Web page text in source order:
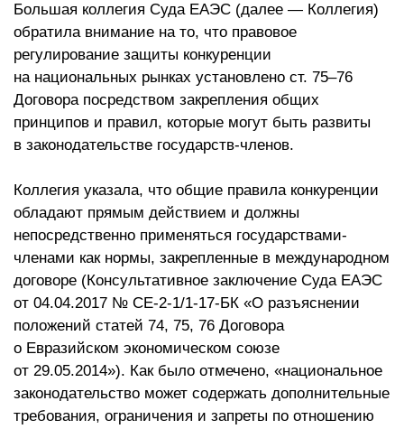
Большая коллегия Суда ЕАЭС (далее — Коллегия)
обратила внимание на то, что правовое
регулирование защиты конкуренции
на национальных рынках установлено ст. 75–76
Договора посредством закрепления общих
принципов и правил, которые могут быть развиты
в законодательстве государств-членов.
Коллегия указала, что общие правила конкуренции
обладают прямым действием и должны
непосредственно применяться государствами-
членами как нормы, закрепленные в международном
договоре (Консультативное заключение Суда ЕАЭС
от 04.04.2017 № СЕ-2-1/1-17-БК «О разъяснении
положений статей 74, 75, 76 Договора
о Евразийском экономическом союзе
от 29.05.2014»). Как было отмечено, «национальное
законодательство может содержать дополнительные
требования, ограничения и запреты по отношению